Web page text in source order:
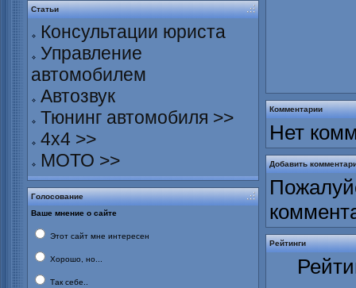
Статьи
Консультации юриста
Управление
автомобилем
Автозвук
Тюнинг автомобиля >>
4х4 >>
МОТО >>
Голосование
Ваше мнение о сайте
Этот сайт мне интересен
Хорошо, но...
Так себе..
Комментарии
Нет
Добавить
Рейтинги